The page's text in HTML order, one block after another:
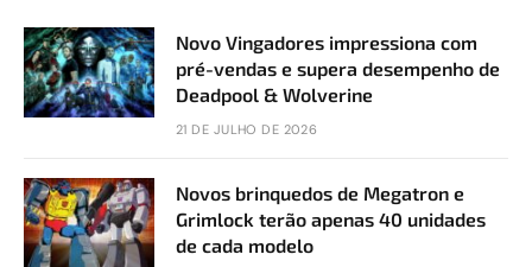
Novo Vingadores impressiona com
pré-vendas e supera desempenho de
Deadpool & Wolverine
21 DE JULHO DE 2026
Novos brinquedos de Megatron e
Grimlock terão apenas 40 unidades
de cada modelo